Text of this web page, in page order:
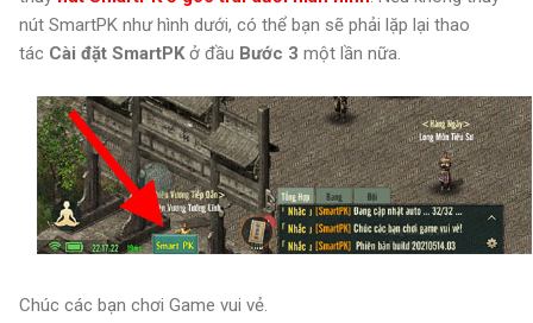
nút SmartPK như hình dưới, có thể bạn sẽ phải lặp lại thao
tác Cài đặt SmartPKở đầu Bước 3 một lần nữa.
Chúc các bạn chơi Game vui vẻ.